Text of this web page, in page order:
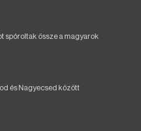
spóroltak össze a magyarok
és Nagyecsed között